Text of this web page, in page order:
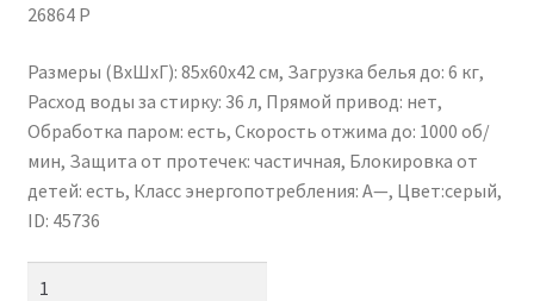
Политика конфиденциальности
Публичная оферта
Пустая
26864 P
Размеры (ВxШxГ): 85x60x42 см, Загрузка белья до: 6 кг,
Расход воды за стирку: 36 л, Прямой привод: нет,
Обработка паром: есть, Скорость отжима до: 1000 об/
мин, Защита от протечек: частичная, Блокировка от
детей: есть, Класс энергопотребления: А—, Цвет:серый,
ID: 45736